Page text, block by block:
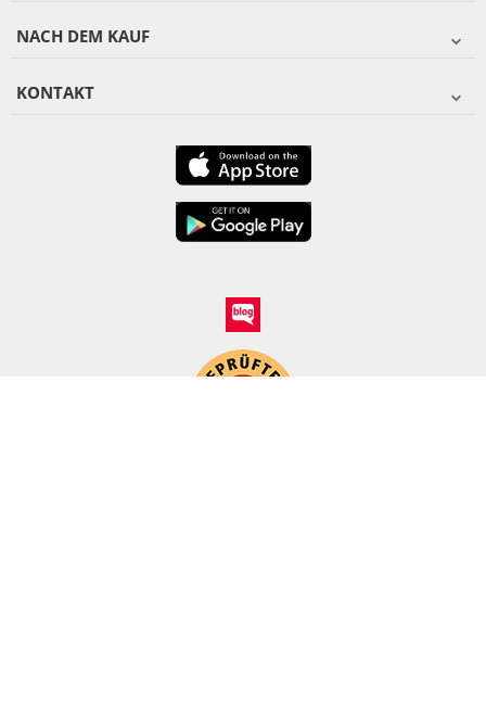
NACH DEM KAUF
KONTAKT